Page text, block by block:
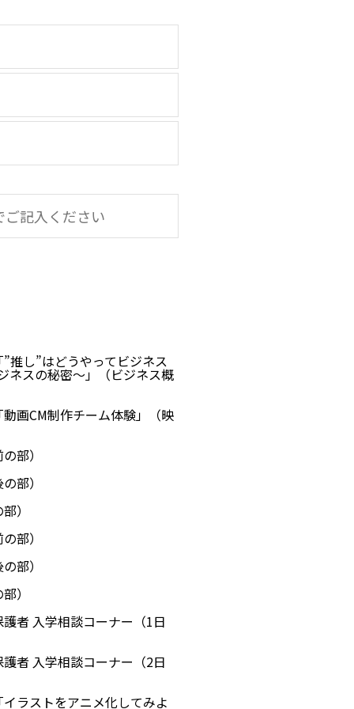
推し”はどうやってビジネス
ネスの秘密〜」（ビジネス概
画CM制作チーム体験」（映
部）
部）
）
部）
部）
）
者 入学相談コーナー（1日
者 入学相談コーナー（2日
ラストをアニメ化してみよ